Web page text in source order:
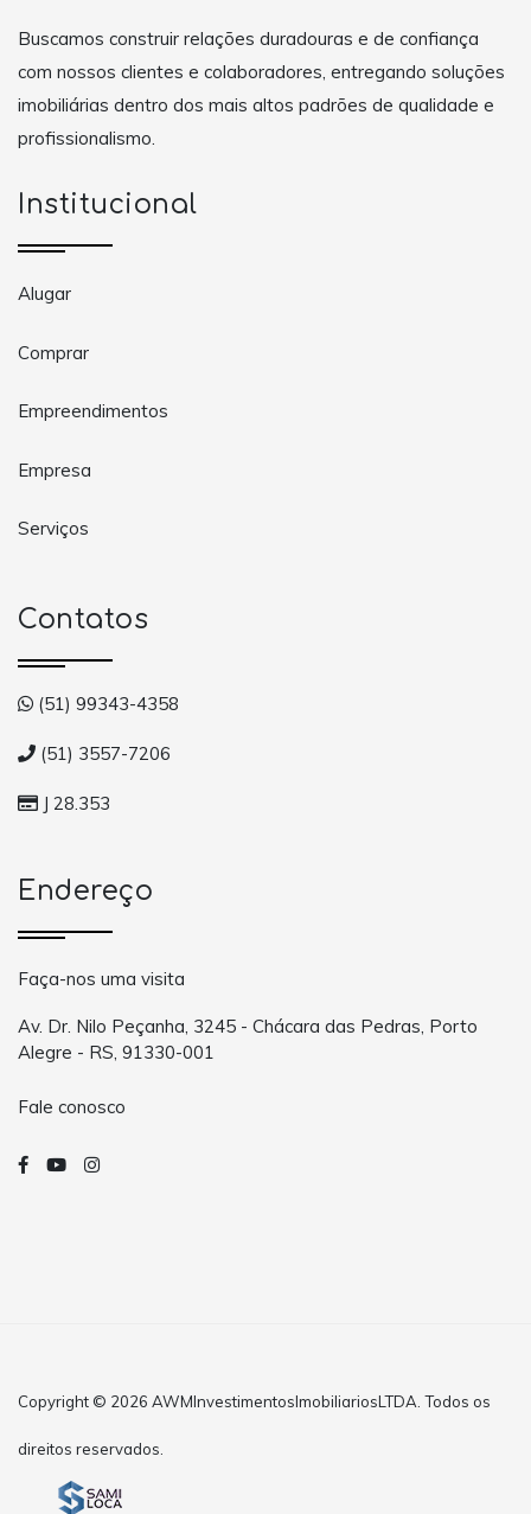
Buscamos construir relações duradouras e de confiança
com nossos clientes e colaboradores, entregando soluções
imobiliárias dentro dos mais altos padrões de qualidade e
profissionalismo.
Institucional
Alugar
Comprar
Empreendimentos
Empresa
Serviços
Contatos
(51) 99343-4358
(51) 3557-7206
J 28.353
Endereço
Faça-nos uma visita
Av. Dr. Nilo Peçanha, 3245 - Chácara das Pedras, Porto
Alegre - RS, 91330-001
Fale conosco
Copyright © 2026 AWMInvestimentosImobiliariosLTDA. Todos os
direitos reservados.